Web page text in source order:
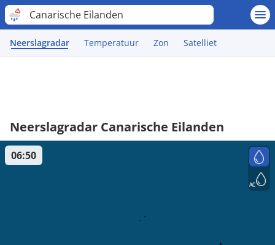
Canarische Eilanden
Neerslagradar Temperatuur Zon Satelliet
Neerslagradar Canarische Eilanden
06:50